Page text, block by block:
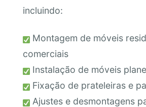
incluindo:
Montagem de móveis
comerciais
Instalação de móveis
Fixação de prateleiras e
Ajustes e desmontagens